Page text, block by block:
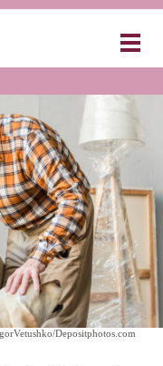
WAS NUN ZU
Depositphotos.com